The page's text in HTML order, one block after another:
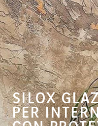
SILOX
PER